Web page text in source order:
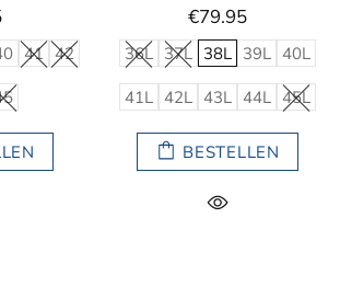
41 42
€79.95
36L 37L 38L 39L 40L
41L 42L 43L 44L 45L
BESTELLEN